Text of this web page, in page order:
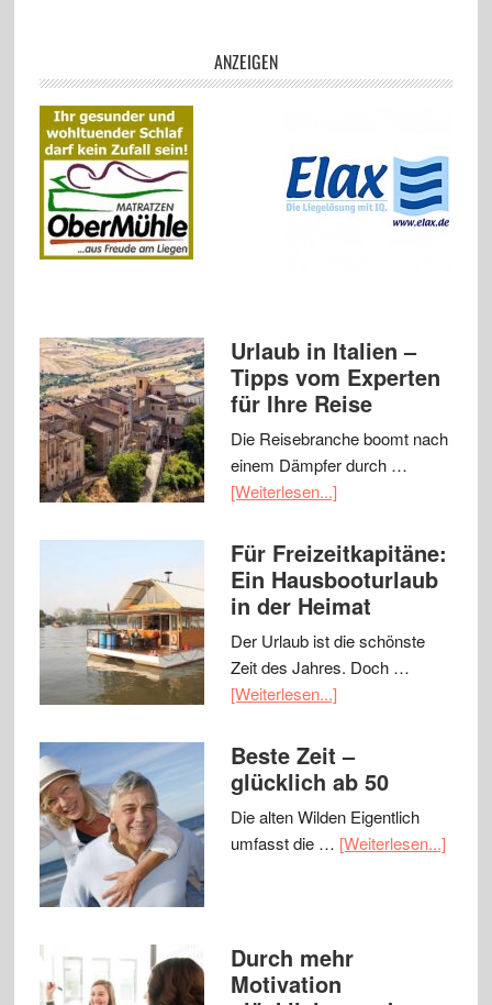
ANZEIGEN
Urlaub in Italien –
Tipps vom Experten
für Ihre Reise
Die Reisebranche boomt nach
einem Dämpfer durch …
[Weiterlesen...]
Für Freizeitkapitäne:
Ein Hausbooturlaub
in der Heimat
Der Urlaub ist die schönste
Zeit des Jahres. Doch …
[Weiterlesen...]
Beste Zeit –
glücklich ab 50
Die alten Wilden Eigentlich
umfasst die … [Weiterlesen...]
Durch mehr
Motivation